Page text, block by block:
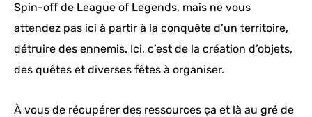
Spin-off de League of Legends, mais ne vous
attendez pas ici à partir à la conquête d’un territoire,
détruire des ennemis. Ici, c’est de la création d’objets,
des quêtes et diverses fêtes à organiser.
À vous de récupérer des ressources ça et là au gré de